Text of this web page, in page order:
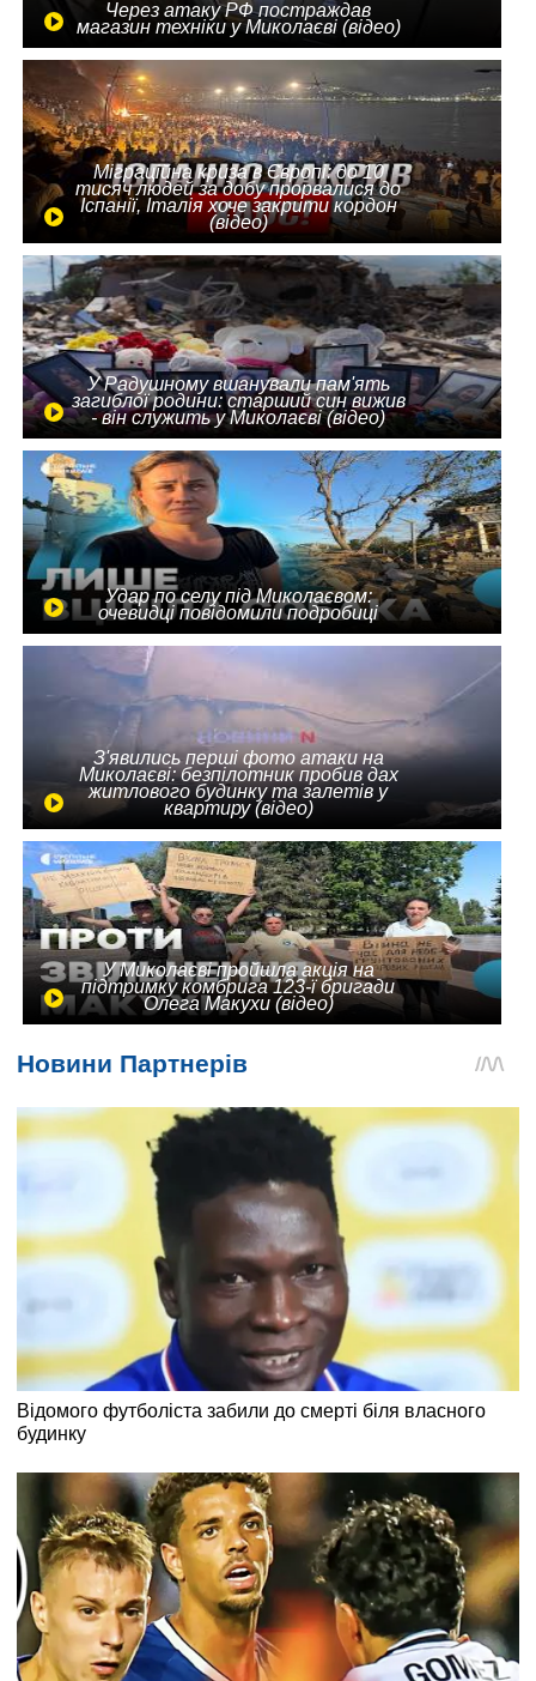
Через атаку РФ постраждав
магазин техніки у Миколаєві (відео)
Міграційна криза в Європі: до 10
тисяч людей за добу прорвалися до
Іспанії, Італія хоче закрити кордон
(відео)
У Радушному вшанували пам'ять
загиблої родини: старший син вижив
- він служить у Миколаєві (відео)
Удар по селу під Миколаєвом:
очевидці повідомили подробиці
З'явились перші фото атаки на
Миколаєві: безпілотник пробив дах
житлового будинку та залетів у
квартиру (відео)
У Миколаєві пройшла акція на
підтримку комбрига 123-ї бригади
Олега Макухи (відео)